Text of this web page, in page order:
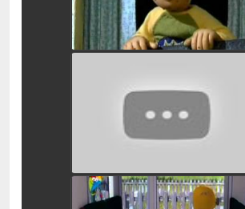
watch video
סמי הכבאי גיבורי הסופה